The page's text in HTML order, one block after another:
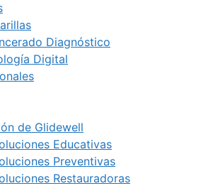
Diagnóstico
Digital
de Glidewell
Educativas
Preventivas
Restauradoras